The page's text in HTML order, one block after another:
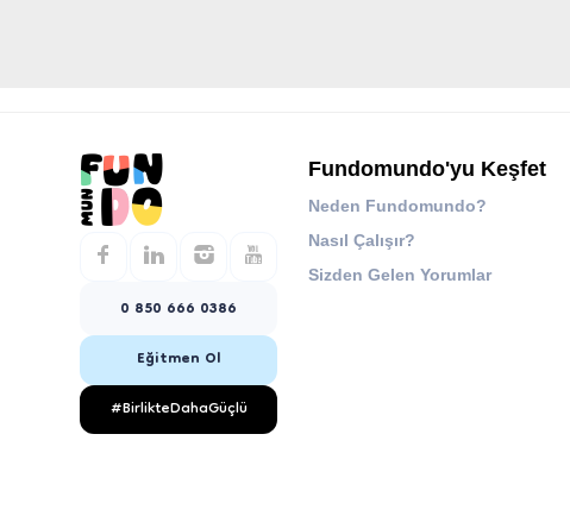
0 850 666 0386
Eğitmen Ol
#BirlikteDahaGüçlü
Fundomundo'yu Keşfet
Neden Fundomundo?
Nasıl Çalışır?
Sizden Gelen Yorumlar